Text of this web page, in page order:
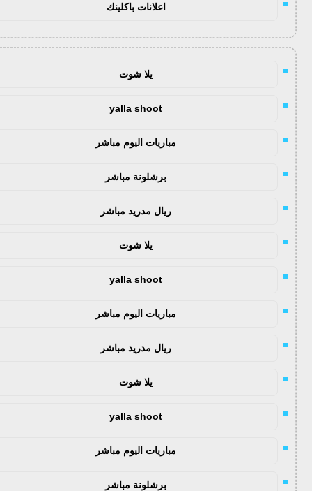
اعلانات باكلينك
يلا شوت
yalla shoot
مباريات اليوم مباشر
برشلونة مباشر
ريال مدريد مباشر
يلا شوت
yalla shoot
مباريات اليوم مباشر
ريال مدريد مباشر
يلا شوت
yalla shoot
مباريات اليوم مباشر
برشلونة مباشر